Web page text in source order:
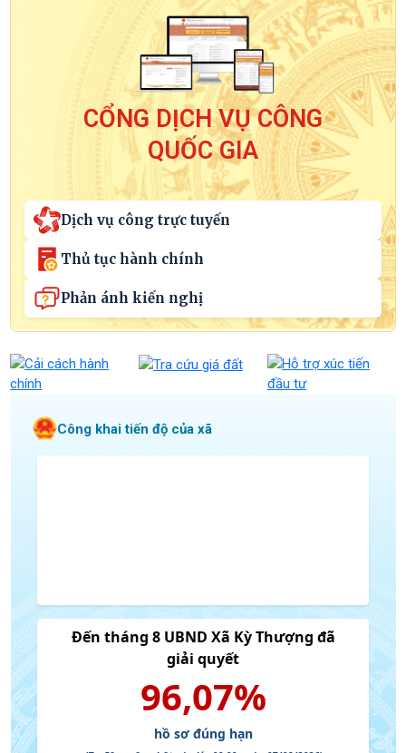
CỔNG DỊCH VỤ CÔNG
QUỐC GIA
Dịch vụ công trực tuyến
Thủ tục hành chính
Phản ánh kiến nghị
Công khai tiến độ của xã